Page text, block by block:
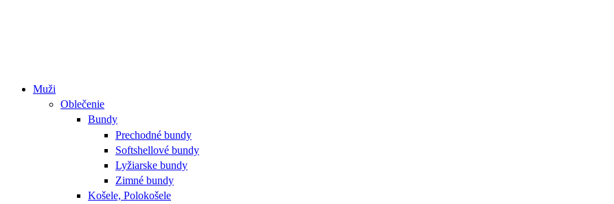
Muži
Oblečenie
Bundy
Prechodné bundy
Softshellové bundy
Lyžiarske bundy
Zimné bundy
Košele, Polokošele